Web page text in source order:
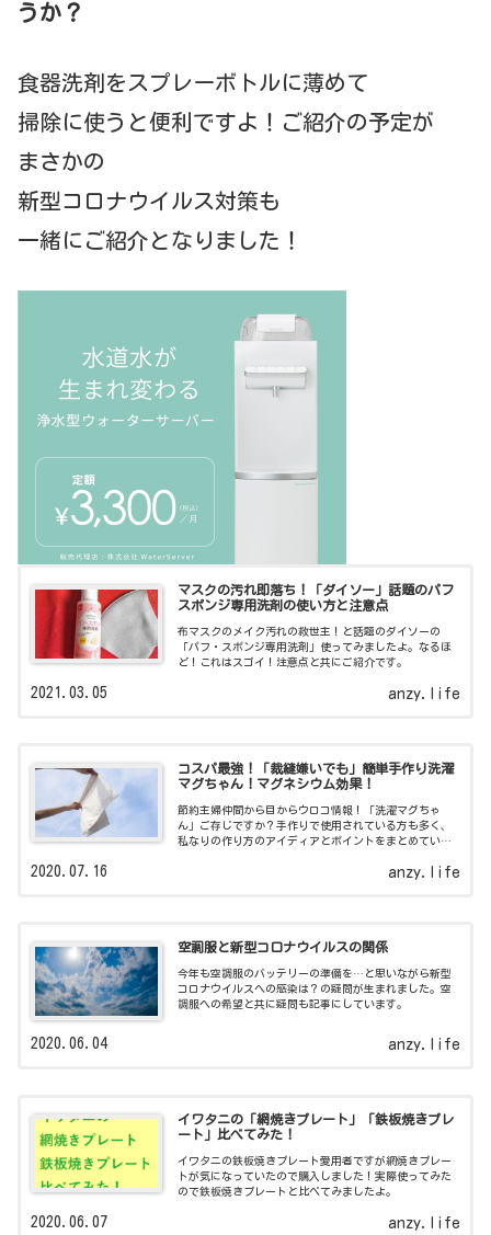
うか？
食器洗剤をスプレーボトルに薄めて
掃除に使うと便利ですよ！ご紹介の予定が
まさかの
新型コロナウイルス対策も
一緒にご紹介となりました！
マスクの汚れ即落ち！「ダイソー」話題のパフ
スポンジ専用洗剤の使い方と注意点
布マスクのメイク汚れの救世主！と話題のダイソーの
「パフ・スポンジ専用洗剤」使ってみましたよ。なるほ
ど！これはスゴイ！注意点と共にご紹介です。
anzy.life
2021.03.05
コスパ最強！「裁縫嫌いでも」簡単手作り洗濯
マグちゃん！マグネシウム効果！
節約主婦仲間から目からウロコ情報！「洗濯マグちゃ
ん」ご存じですか？手作りで使用されている方も多く、
私なりの作り方のアイディアとポイントをまとめていま
anzy.life
2020.07.16
空調服と新型コロナウイルスの関係
今年も空調服のバッテリーの準備を…と思いながら新型
コロナウイルスへの感染は？の疑問が生まれました。空
調服への希望と共に疑問も記事にしています。
anzy.life
2020.06.04
イワタニの「網焼きプレート」「鉄板焼きプレ
ート」比べてみた！
イワタニの鉄板焼きプレート愛用者ですが網焼きプレー
トが気になっていたので購入しました！実際使ってみた
ので鉄板焼きプレートと比べてみましたよ。
anzy.life
2020.06.07